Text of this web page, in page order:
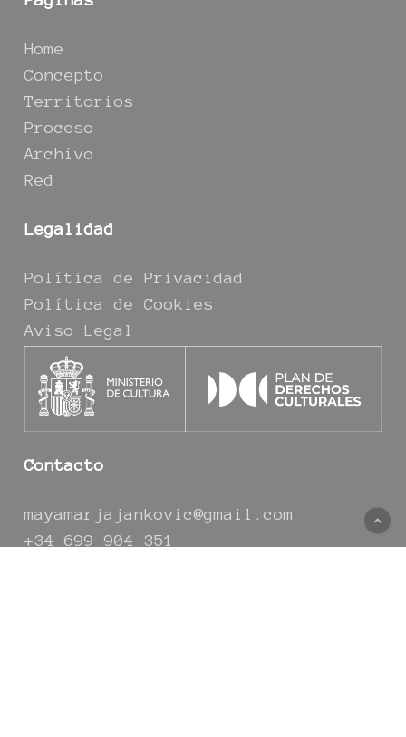
Home
Concepto
Territorios
Proceso
Archivo
Red
Legalidad
Política de Privacidad
Política de Cookies
Aviso Legal
Contacto
mayamarjajankovic@gmail.com
+34 699 904 351